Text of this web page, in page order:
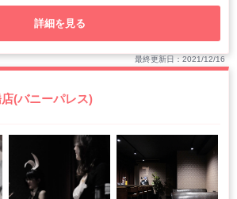
詳細を見る
最終更新日：2021/12/16
(バニーパレス)